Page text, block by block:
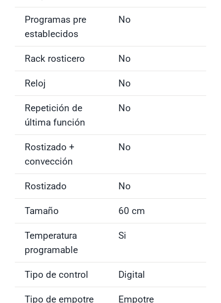
Programas pre
establecidos
No
Rack rosticero No
Reloj No
Repetición de
última función
No
Rostizado +
convección
No
Rostizado No
Tamaño 60 cm
Temperatura
programable
Si
Tipo de control Digital
Tipo de empotre Empotre